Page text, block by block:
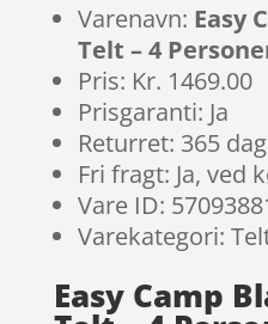
Varenavn: Easy
Telt – 4
Pris: Kr. 1469.00
Prisgaranti: Ja
Returret: 365
Fri fragt: Ja, ved
Vare ID:
Varekategori:
Easy Camp